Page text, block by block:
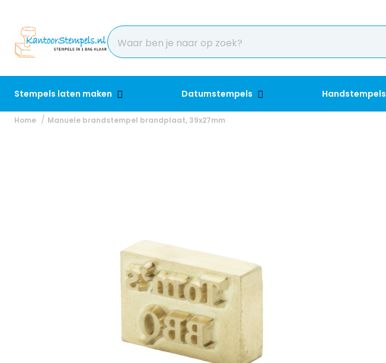
Stempels laten maken Datumstempels Handstempels
Home Manuele brandstempel brandplaat, 39x27mm